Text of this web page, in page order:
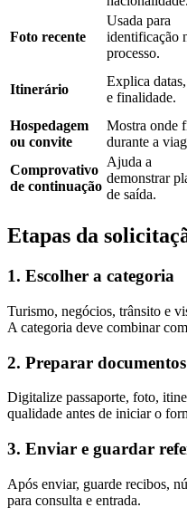
Foto recente
Usada para
identificação
processo.
Itinerário
Explica
e finalidade.
Hospedagem
ou convite
Mostra onde
durante a
Comprovativo
de continuação
Ajuda a
demonstrar
de saída.
Etapas da
1. Escolher a categoria
Turismo, negócios, trânsito e
A categoria deve combinar
2. Preparar documentos
Digitalize passaporte, foto,
qualidade antes de iniciar o
3. Enviar e guardar
Após enviar, guarde recibos,
para consulta e entrada.